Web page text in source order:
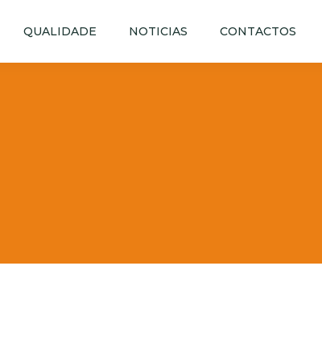
QUALIDADE NOTICIAS CONTACTOS